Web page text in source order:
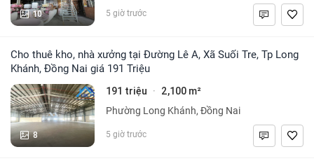
10 5 giờ trước
Cho thuê kho, nhà xưởng tại Đường Lê A, Xã Suối Tre, Tp Long
Khánh, Đồng Nai giá 191 Triệu
8
191 triệu · 2,100 m²
Phường Long Khánh, Đồng Nai
5 giờ trước